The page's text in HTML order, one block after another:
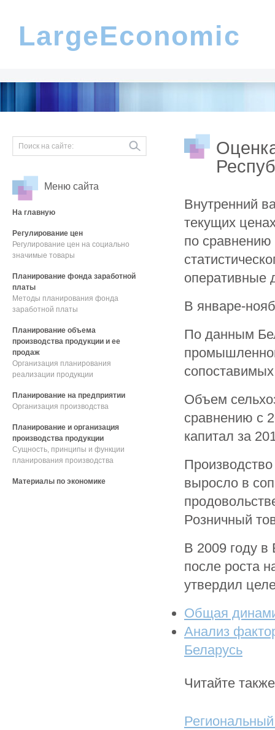
LargeEconomic
Внутренний
текущих
по сравнению
оперативные
В январе-
По данным
Объем
сравнению с
капитал за
выросло в
Розничный
В 2009 году
после роста
утвердил
Общая
Анализ
Беларусь
Читайте
Меню сайта
На главную
Регулирование цен
Регулирование цен на социально
значимые товары
Планирование фонда заработной
платы
Методы планирования фонда
заработной платы
Планирование объема
производства продукции и ее
продаж
Организация планирования
реализации продукции
Планирование на предприятии
Организация производства
Планирование и организация
производства продукции
Сущность, принципы и функции
планирования производства
Материалы по экономике